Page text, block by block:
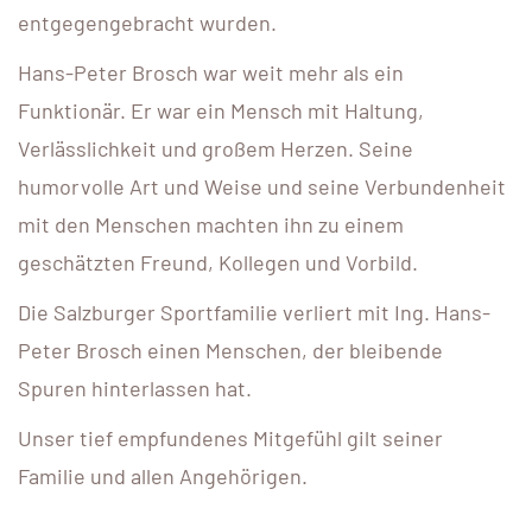
entgegengebracht wurden.
Hans-Peter Brosch war weit mehr als ein
Funktionär. Er war ein Mensch mit Haltung,
Verlässlichkeit und großem Herzen. Seine
humorvolle Art und Weise und seine Verbundenheit
mit den Menschen machten ihn zu einem
geschätzten Freund, Kollegen und Vorbild.
Die Salzburger Sportfamilie verliert mit Ing. Hans-
Peter Brosch einen Menschen, der bleibende
Spuren hinterlassen hat.
Unser tief empfundenes Mitgefühl gilt seiner
Familie und allen Angehörigen.